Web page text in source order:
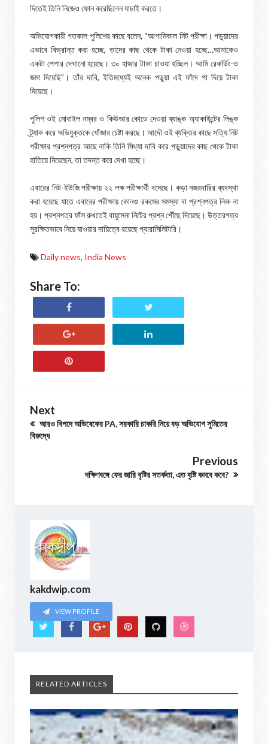
দিতেই তিনি নিজেও ফোন করেছিলেন যাচাই করতে।
অভিযোগকারী গতকাল পুলিশের কাছে বলেন, “আগামিকাল নিট পরীক্ষা। পড়ুয়াদের
এভাবে বিভ্রান্ত করা হচ্ছে, তাদের কাছ থেকে টাকা নেওয়া হচ্ছে…আমাকেও
একটা পেপার দেখানো হয়েছে। ৩০ হাজার টাকা চাওয়া হচ্ছিল। আমি রেকর্ডিং-ও
জমা দিয়েছি”। তাঁর দাবি, ইতিমধ্যেই অনেক পড়ুয়া এই ফাঁদে পা দিয়ে টাকা
দিয়েছে।
পুলিশ ওই মোবাইল নম্বর ও কিউআর কোডে দেওয়া ব্যাঙ্ক অ্যাকাউন্টের লিঙ্ক
ট্র্যাক করে অভিযুক্তকে খোঁজার চেষ্টা করছে। আদৌ ওই ব্যক্তির কাছে সত্যি নিট
পরীক্ষার প্রশ্নপত্র আছে নাকি তিনি মিথ্যা দাবি করে পড়ুয়াদের কাছ থেকে টাকা
হাতিয়ে নিয়েছেন, তা তদন্ত করে দেখা হচ্ছে।
এবারের নিট-ইউজি পরীক্ষায় ২২ লক্ষ পরীক্ষার্থী বসেছে। কড়া নজরদারির ব্যবস্থা
করা হয়েছে যাতে এবারের পরীক্ষায় কোনও রকমের সমস্যা বা প্রশ্নপত্র লিক না
হয়। প্রশ্নপত্র ফাঁস রুখতেই বায়ুসেনা নিটের প্রশ্ন পৌঁছে দিয়েছে। উত্তরপত্র
সুরক্ষিতভাবে নিয়ে যাওয়ার দায়িত্বে রয়েছে প্যারামিলিটারি।
Daily news, India News
Share To:
Next
আরও বিপদে অভিষেকের PA, সরকারি চাকরি নিয়ে বড় অভিযোগ সুমিতের
বিরুদ্ধে
Previous
দক্ষিণবঙ্গে ফের জারি বৃষ্টির সতর্কতা, এত বৃষ্টি কমবে কবে?
kakdwip.com
VIEW PROFILE
RELATED ARTICLES